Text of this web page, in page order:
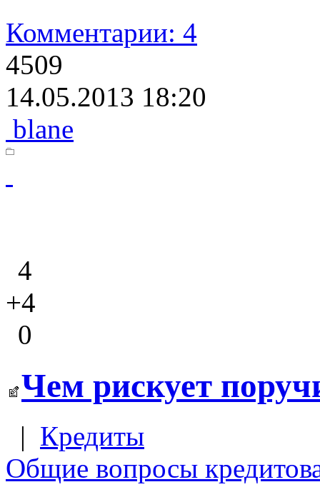
Комментарии: 4
4509
14.05.2013 18:20
blane
4
+4
0
Чем рискует
| Кредиты
Общие вопросы